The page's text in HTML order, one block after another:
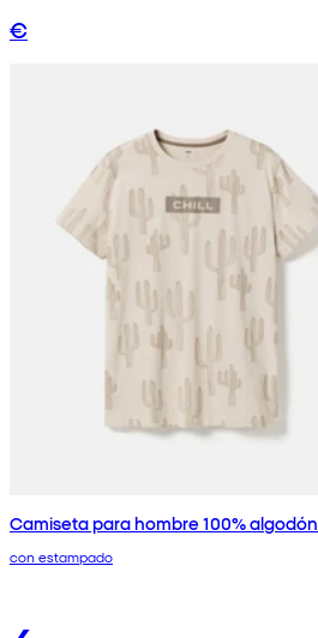
€
Camiseta para hombre 100% algodón
con estampado